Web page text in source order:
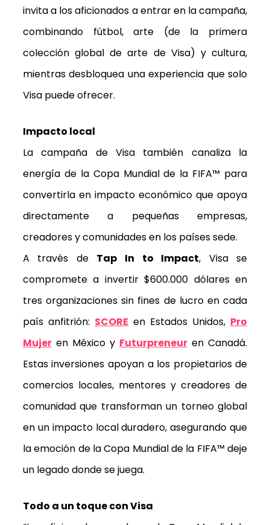
invita a los aficionados a entrar en la campaña,
combinando fútbol, arte (de la primera
colección global de arte de Visa) y cultura,
mientras desbloquea una experiencia que solo
Visa puede ofrecer.
Impacto local
La campaña de Visa también canaliza la
energía de la Copa Mundial de la FIFA™ para
convertirla en impacto económico que apoya
directamente a pequeñas empresas,
creadores y comunidades en los países sede.
A través de Tap In to Impact, Visa se
compromete a invertir $600.000 dólares en
tres organizaciones sin fines de lucro en cada
país anfitrión: SCORE en Estados Unidos, Pro
Mujeren México y Futurpreneur en Canadá.
Estas inversiones apoyan a los propietarios de
comercios locales, mentores y creadores de
comunidad que transforman un torneo global
en un impacto local duradero, asegurando que
la emoción de la Copa Mundial de la FIFA™ deje
un legado donde se juega.
Todo a un toque con Visa